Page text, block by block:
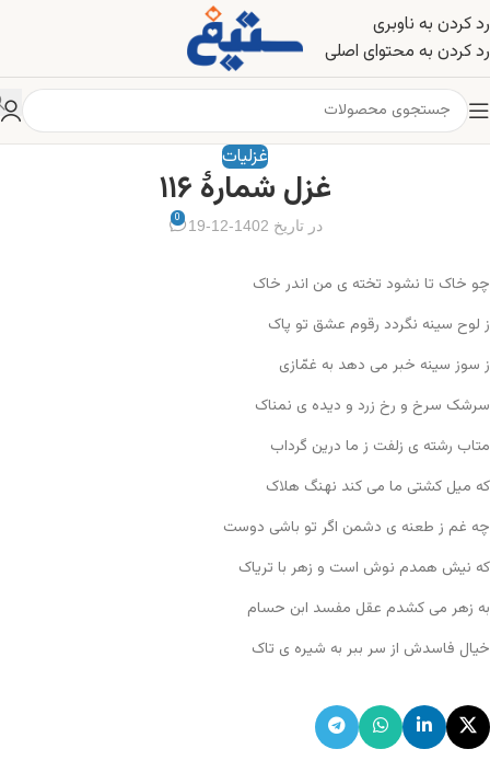
رد کردن به ناوبری
رد کردن به محتوای اصلی
غزلیات
غزل شمارهٔ ۱۱۶
در تاریخ 1402-12-19 0
چو خاک تا نشود تخته ی من اندر خاک
ز لوح سینه نگردد رقوم عشق تو پاک
ز سوز سینه خبر می دهد به غمّازی
سرشک سرخ و رخ زرد و دیده ی نمناک
متاب رشته ی زلفت ز ما درین گرداب
که میل کشتی ما می کند نهنگ هلاک
چه غم ز طعنه ی دشمن اگر تو باشی دوست
که نیش همدم نوش است و زهر با تریاک
به زهر می کشدم عقل مفسد ابن حسام
خیال فاسدش از سر ببر به شیره ی تاک